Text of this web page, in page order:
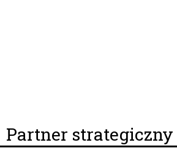
Partner strategiczny